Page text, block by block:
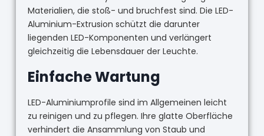
Materialien, die stoß- und bruchfest sind. Die LED-
Aluminium-Extrusion schützt die darunter
liegenden LED-Komponenten und verlängert
gleichzeitig die Lebensdauer der Leuchte.
Einfache Wartung
LED-Aluminiumprofile sind im Allgemeinen leicht
zu reinigen und zu pflegen. Ihre glatte Oberfläche
verhindert die Ansammlung von Staub und